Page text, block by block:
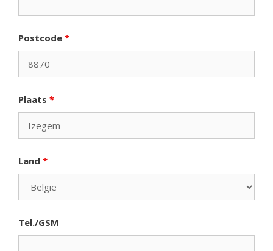
Postcode *
Plaats *
Land *
Tel./GSM